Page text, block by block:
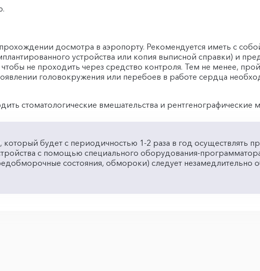
досмотра в аэропорту. Рекомендуется иметь с
устройства или копия выписной справки) и
не проходить через средство контроля. Тем не менее,
головокружения или перебоев в работе сердца
стоматологические вмешательства и рентгенографические
будет с периодичностью 1-2 раза в год осуществлять
с помощью специального оборудования-
состояния, обмороки) следует незамедлительно